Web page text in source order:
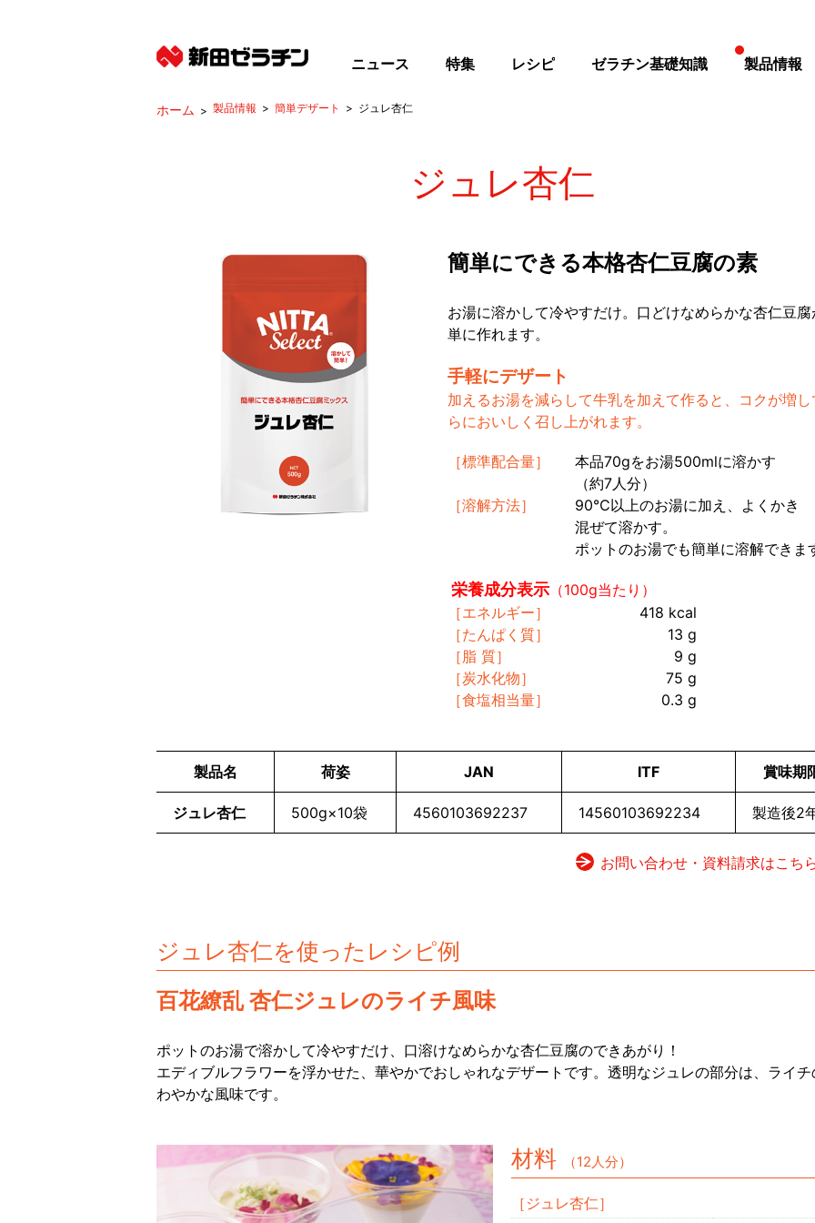
製品情報 簡単デザート ジュレ杏仁
ジュレ杏仁
簡単にできる本格杏仁豆腐の素
お湯に溶かして冷やすだけ。口どけなめらかな杏仁豆腐
単に作れます。
手軽にデザート
加えるお湯を減らして牛乳を加えて作ると、コクが増し
らにおいしく召し上がれます。
［標準配合量］
本品70gをお湯500mlに溶かす
（約7人分）
［溶解方法］
90℃以上のお湯に加え、よくかき
混ぜて溶かす。
ポットのお湯でも簡単に溶解できま
栄養成分表示 （100g当たり）
［エネルギー］
418 kcal
［たんぱく質］
13 g
［脂 質］
9 g
［炭水化物］
75 g
［食塩相当量］
0.3 g
製品名 荷姿 JAN ITF 賞味期
ジュレ杏仁 500g×10袋 4560103692237 14560103692234 製造後2
お問い合わせ・資料請求はこち
ジュレ杏仁を使ったレシピ例
百花繚乱 杏仁ジュレのライチ風味
ポットのお湯で溶かして冷やすだけ、口溶けなめらかな杏仁豆腐のできあがり！
エディブルフラワーを浮かせた、華やかでおしゃれなデザートです。透明なジュレの部分は、ライチ
わやかな風味です。
材料 （12人分）
［ジュレ杏仁］
ニュース
特集 レシピ ゼラチン基礎知識 製品情報